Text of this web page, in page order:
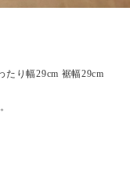
たり幅29cm 裾幅29cm